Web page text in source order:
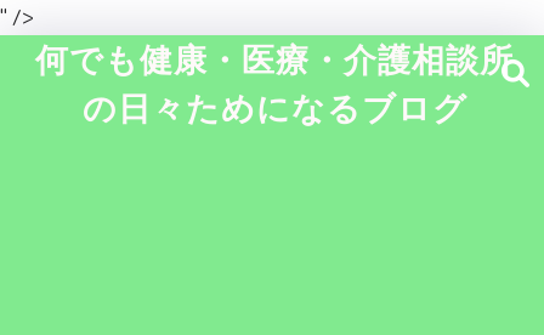
" />
何でも健康・医療・介護相談所
の日々ためになるブログ